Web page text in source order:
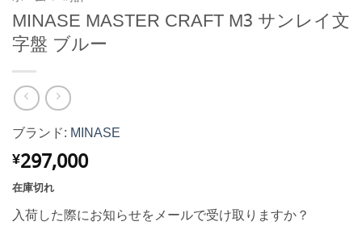
MINASE MASTER CRAFT M3 サンレイ文
字盤 ブルー
ブランド: MINASE
¥297,000
在庫切れ
入荷した際にお知らせをメールで受け取りますか？